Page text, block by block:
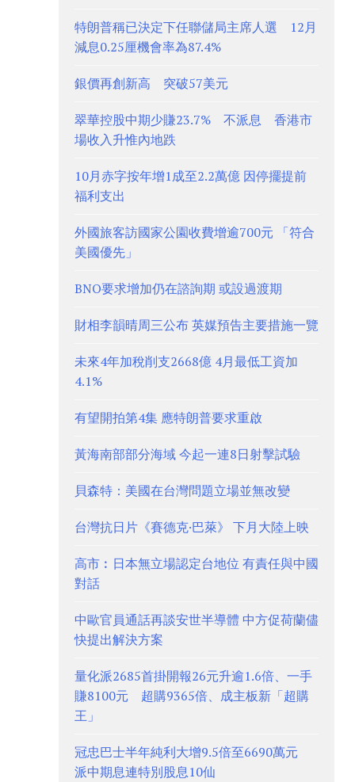
特朗普稱已決定下任聯儲局主席人選 12月
減息0.25厘機會率為87.4%
銀價再創新高 突破57美元
翠華控股中期少賺23.7% 不派息 香港市
場收入升惟內地跌
10月赤字按年增1成至2.2萬億 因停擺提前
福利支出
外國旅客訪國家公園收費增逾700元 「符合
美國優先」
BNO要求增加仍在諮詢期 或設過渡期
財相李韻晴周三公布 英媒預告主要措施一覽
未來4年加稅削支2668億 4月最低工資加
4.1%
有望開拍第4集 應特朗普要求重啟
黃海南部部分海域 今起一連8日射擊試驗
貝森特：美國在台灣問題立場並無改變
台灣抗日片《賽德克·巴萊》 下月大陸上映
高市︰日本無立場認定台地位 有責任與中國
對話
中歐官員通話再談安世半導體 中方促荷蘭儘
快提出解決方案
量化派2685首掛開報26元升逾1.6倍、一手
賺8100元 超購9365倍、成主板新「超購
王」
冠忠巴士半年純利大增9.5倍至6690萬元
派中期息連特別股息10仙